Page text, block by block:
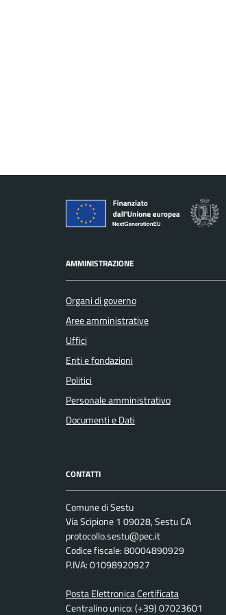
AMMINISTRAZIONE
Organi di governo
Aree amministrative
Uffici
Enti e fondazioni
Politici
Personale amministrativo
Documenti e Dati
CONTATTI
Comune di Sestu
Via Scipione 1 09028, Sestu CA
protocollo.sestu@pec.it
Codice fiscale: 80004890929
P.IVA: 01098920927
Posta Elettronica Certificata
Centralino unico: (+39) 07023601